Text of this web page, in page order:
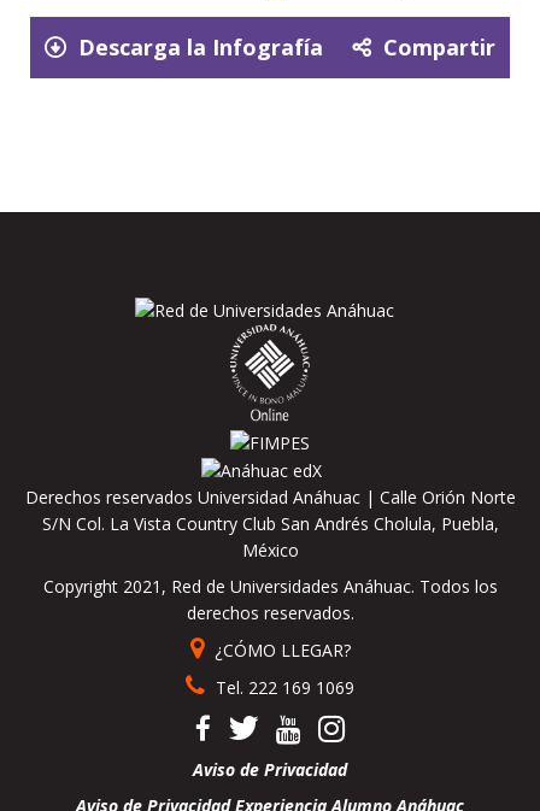
Descarga la Infografía Compartir
Derechos reservados Universidad Anáhuac | Calle Orión Norte
S/N Col. La Vista Country Club San Andrés Cholula, Puebla,
México
Copyright 2021, Red de Universidades Anáhuac. Todos los
derechos reservados.
¿CÓMO LLEGAR?
Tel. 222 169 1069
Aviso de Privacidad
Aviso de Privacidad Experiencia Alumno Anáhuac